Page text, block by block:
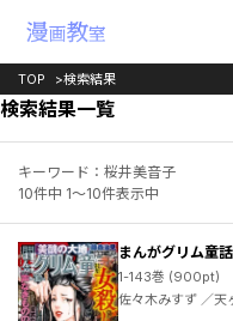
TOP 検索結果
検索結果一覧
キーワード：桜井美音子
10件中 1～10件表示中
まんがグリム童話
1-143巻 (900pt)
佐々木みすず ／天ヶ江ルチカ ／大橋薫 ／環レン ／川口まどか ／高橋葉介 ／竹崎真実 ／柳田やなぎ ／本橋馨子 ／渡千枝 ／宮島葉子 ／藤森治見 ／汐見朝子 ／雨がっぱ少女群 ／犬木加奈子 ／藤丞めぐる ／空路 ／池田ユキオ ／曽祢まさこ ／和田海里 ／森みずほ ／魔木子 ／板東いるか ／田中琳 ／花牟礼サキ ／葉月つや子 ／桜井美音子 ／月森雅子 ／花田朔生 ／津谷さとみ ／さちみりほ ／安武わたる ／安武 わたる ／竹崎 真実 ／藤森 治見 ／タナカトモ ／筑谷 たか菜 ／宮島 葉子 ／本橋 馨子 ／森 みずほ